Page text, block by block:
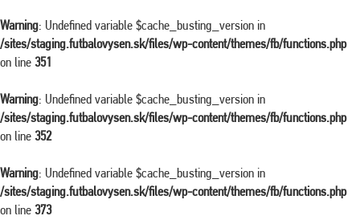
Warning: Undefined variable $cache_busting_version in
/sites/staging.futbalovysen.sk/files/wp-content/themes/fb/functions.php
on line 351
Warning: Undefined variable $cache_busting_version in
/sites/staging.futbalovysen.sk/files/wp-content/themes/fb/functions.php
on line 352
Warning: Undefined variable $cache_busting_version in
/sites/staging.futbalovysen.sk/files/wp-content/themes/fb/functions.php
on line 373